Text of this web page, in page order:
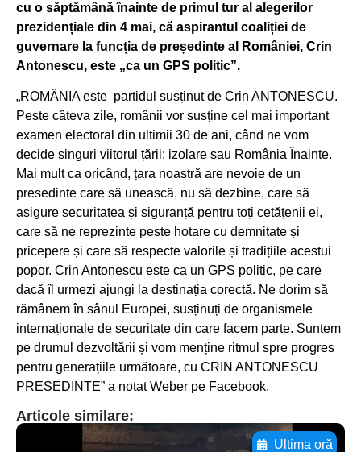
cu o săptămână înainte de primul tur al alegerilor
prezidențiale din 4 mai, că aspirantul coaliției de
guvernare la funcția de președinte al României, Crin
Antonescu, este „ca un GPS politic”.
„ROMÂNIA este partidul susținut de Crin ANTONESCU.
Peste câteva zile, românii vor susține cel mai important
examen electoral din ultimii 30 de ani, când ne vom
decide singuri viitorul țării: izolare sau România Înainte.
Mai mult ca oricând, țara noastră are nevoie de un
presedinte care să unească, nu să dezbine, care să
asigure securitatea și siguranță pentru toți cetățenii ei,
care să ne reprezinte peste hotare cu demnitate și
pricepere și care să respecte valorile și tradițiile acestui
popor. Crin Antonescu este ca un GPS politic, pe care
dacă îl urmezi ajungi la destinația corectă. Ne dorim să
rămânem în sânul Europei, susținuți de organismele
internaționale de securitate din care facem parte. Suntem
pe drumul dezvoltării și vom menține ritmul spre progres
pentru generațiile următoare, cu CRIN ANTONESCU
PREȘEDINTE” a notat Weber pe Facebook.
Articole similare:
Ultima oră